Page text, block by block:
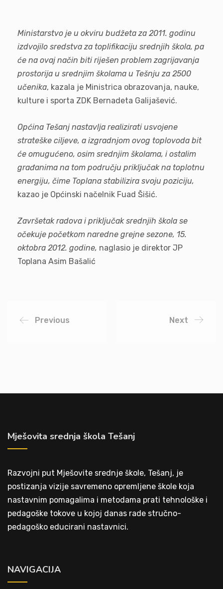
Ministarstvo je u okviru budžeta za 2011. godinu
izdvojilo sredstva za toplifikaciju srednjih škola, pa
će na ovaj način biti riješen problem zagrijavanja
prostorija u srednjim školama u Tešnju za 2500
učenika, kazala je Ministrica obrazovanja, nauke,
kulture i sporta ZDK Bernadeta Galijašević.
Općina Tešanj nastavlja realizirati usvojene
strateške ciljeve, a izgradnjom ovog toplovoda bit
će omugućeno, osim srednjim školama, i ostalim
građanima na tom području priključak na toplotnu
energiju, čime Toplana stabilizira svoju poziciju,
kazao je Općinski načelnik Fuad Šišić.
Završetak radova i priključak srednjih škola se
očekuje početkom naredne grejne sezone, 15.
oktobra 2012. godine, naglasio je direktor JP
Toplana Asim Bašalić
Previous Next
Mješovita srednja škola Tešanj
Razvojni put Mješovite srednje škole, Tešanj, je
postizanja vizije savremeno opremljene škole koja
nastavnim pomagalima i metodama prati tehnološke i
pedagoške tokove u kojoj danas rade stručno-
pedagoško educirani nastavnici.
NAVIGACIJA